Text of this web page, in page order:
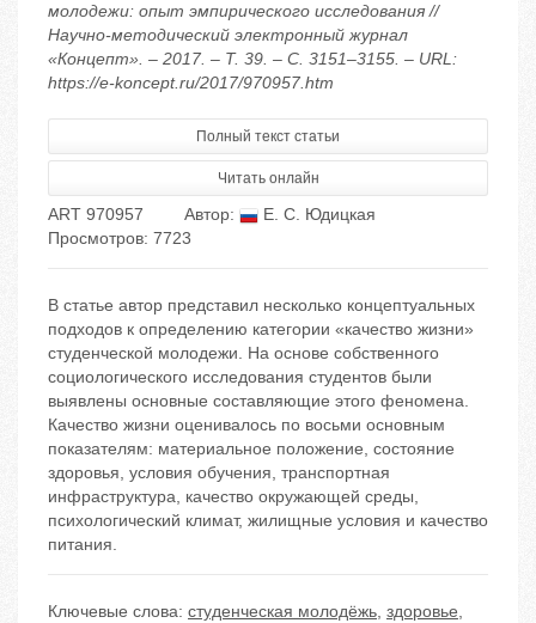
молодежи: опыт эмпирического исследования //
Научно-методический электронный журнал
«Концепт». – 2017. – Т. 39. – С. 3151–3155. – URL:
https://e-koncept.ru/2017/970957.htm
Полный текст статьи
Читать онлайн
ART 970957 Автор:
Е. С. Юдицкая
Просмотров: 7723
В статье автор представил несколько концептуальных
подходов к определению категории «качество жизни»
студенческой молодежи. На основе собственного
социологического исследования студентов были
выявлены основные составляющие этого феномена.
Качество жизни оценивалось по восьми основным
показателям: материальное положение, состояние
здоровья, условия обучения, транспортная
инфраструктура, качество окружающей среды,
психологический климат, жилищные условия и качество
питания.
Ключевые слова: студенческая молодёжь, здоровье,